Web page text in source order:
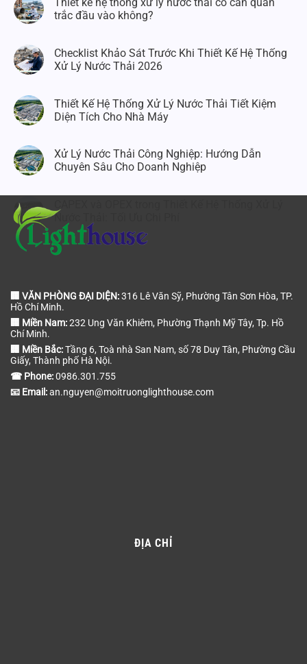
Thiết kế hệ thống xử lý nước thải có cần quan
trắc đầu vào không?
Checklist Khảo Sát Trước Khi Thiết Kế Hệ Thống
Xử Lý Nước Thải 2026
Thiết Kế Hệ Thống Xử Lý Nước Thải Tiết Kiệm
Diện Tích Cho Nhà Máy
Xử Lý Nước Thải Công Nghiệp: Hướng Dẫn
Chuyên Sâu Cho Doanh Nghiệp
Nước Thải: Tối Ưu Chi Phí
🏢 VĂN PHÒNG ĐẠI DIỆN:316 Lê Văn Sỹ, Phường Tân Sơn Hòa, TP.
Hồ Chí Minh.
🏢 Miền Nam:232 Ung Văn Khiêm, Phường Thạnh Mỹ Tây, Tp. Hồ
Chí Minh.
🏢 Miền Bắc:Tầng 6, Toà nhà San Nam, số 78 Duy Tân, Phường Cầu
Giấy, Thành phố Hà Nội.
☎ Phone:0986.301.755
📧 Email:an.nguyen@moitruonglighthouse.com
ĐỊA CHỈ